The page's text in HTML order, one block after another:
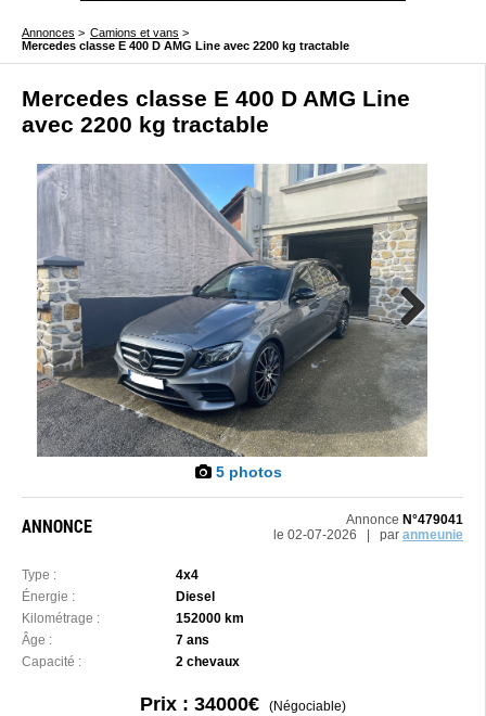
Annonces > Camions et vans >
Mercedes classe E 400 D AMG Line avec 2200 kg tractable
Mercedes classe E 400 D AMG Line
avec 2200 kg tractable
Next
5 photos
ANNONCE Annonce N°479041
le 02-07-2026 | par anmeunie
Type :
4x4
Énergie :
Diesel
Kilométrage :
152000 km
Âge :
7 ans
Capacité :
2 chevaux
Prix : 34000€(Négociable)